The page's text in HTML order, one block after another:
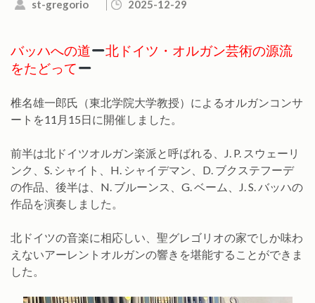
(Enter
す)
st-gregorio 2025-12-29
バッハへの道
北ドイツ・オルガン芸術の源流
をたどって
椎名雄一郎氏（東北学院大学教授）によるオルガンコンサ
ートを11月15日に開催しました。
前半は北ドイツオルガン楽派と呼ばれる、J. P. スウェーリ
ンク、S. シャイト、H. シャイデマン、D. ブクステフーデ
の作品、後半は、N. ブルーンス、G. ベーム、J. S. バッハの
作品を演奏しました。
北ドイツの音楽に相応しい、聖グレゴリオの家でしか味わ
えないアーレントオルガンの響きを堪能することができま
した。